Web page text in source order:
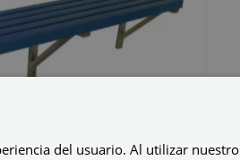
del usuario. Al utilizar